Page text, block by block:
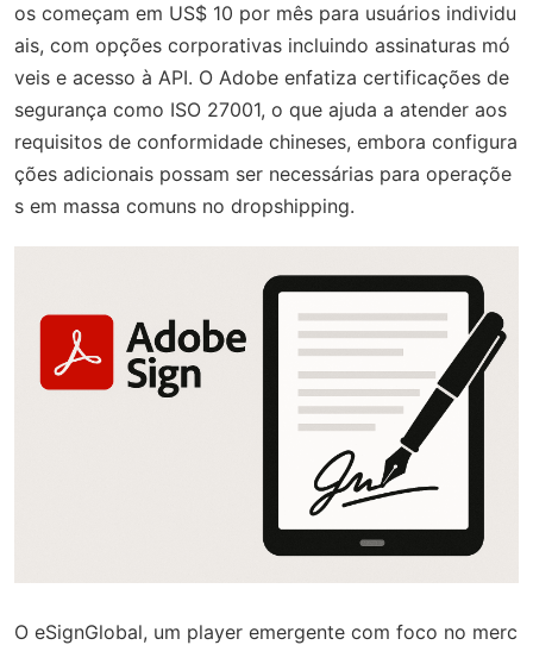
os começam em US$ 10 por mês para usuários individu
ais, com opções corporativas incluindo assinaturas mó
veis e acesso à API. O Adobe enfatiza certificações de
segurança como ISO 27001, o que ajuda a atender aos
requisitos de conformidade chineses, embora configura
ções adicionais possam ser necessárias para operaçõe
s em massa comuns no dropshipping.
O eSignGlobal, um player emergente com foco no merc